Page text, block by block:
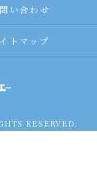
い合わせ
トマップ
RESERVED.